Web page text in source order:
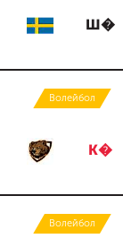
Ш�
Волейбол
К�
Волейбол